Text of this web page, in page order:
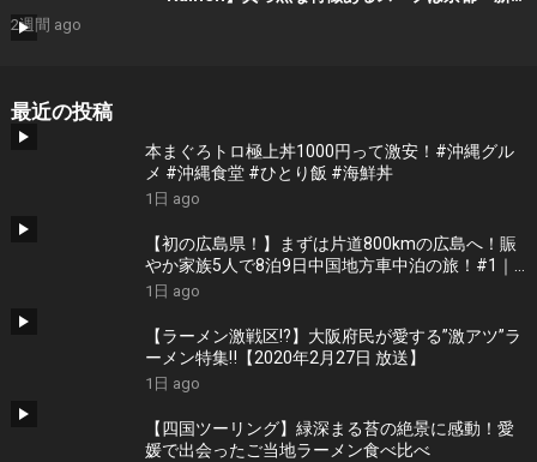
2週間 ago
最近の投稿
本まぐろトロ極上丼1000円って激安！#沖縄グル
メ #沖縄食堂 #ひとり飯 #海鮮丼
1日 ago
【初の広島県！】まずは片道800kmの広島へ！賑
やか家族5人で8泊9日中国地方車中泊の旅！#1｜
風情溢れる尾道と家族大絶賛のご当地ラーメン｜
全国制覇！＞
1日 ago
【ラーメン激戦区!?】大阪府民が愛する”激アツ”ラ
ーメン特集‼︎【2020年2月27日 放送】
1日 ago
【四国ツーリング】緑深まる苔の絶景に感動！愛
媛で出会ったご当地ラーメン食べ比べ